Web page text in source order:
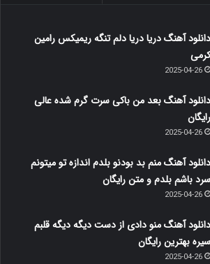
دانلود آهنگ دریا دریا دلم تنگه ریمیکس رامین
کرمی
2025-04-26
دانلود آهنگ بعد من باکی سرت گرم شده عالی
رایگان
2025-04-26
دانلود آهنگ منم بد بودنو بلدم اندازه تو میتونم
سرد باشم بلدم و متن رایگان
2025-04-26
دانلود آهنگ منو دادی از دست دیگه دیگه قلبم
سیره بهترین رایگان
2025-04-26